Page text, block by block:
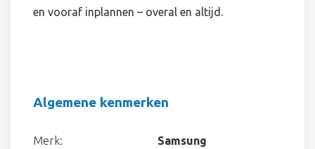
en vooraf inplannen – overal en altijd.
Algemene kenmerken
Merk: Samsung